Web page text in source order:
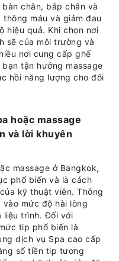
chân, bắp chân và
máu và giảm đau
hiệu quả. Khi chọn nơi
sẽ của môi trường và
nơi cung cấp ghế
tận hưởng massage
hồi năng lượng cho đôi
hoặc massage
và lời khuyên
massage ở Bangkok,
phổ biến và là cách
kỹ thuật viên. Thông
mức độ hài lòng
liệu trình. Đối với
tip phổ biến là
dịch vụ Spa cao cấp
số tiền tip tương